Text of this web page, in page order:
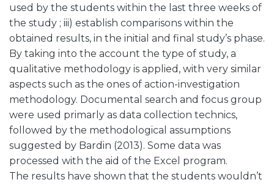
used by the students within the last three weeks of
the study ; iii) establish comparisons within the
obtained results, in the initial and final study’s phase.
By taking into the account the type of study, a
qualitative methodology is applied, with very similar
aspects such as the ones of action-investigation
methodology. Documental search and focus group
were used primarly as data collection technics,
followed by the methodological assumptions
suggested by Bardin (2013). Some data was
processed with the aid of the Excel program.
The results have shown that the students wouldn’t